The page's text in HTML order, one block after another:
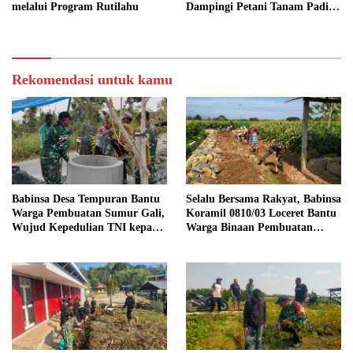
melalui Program Rutilahu
Dampingi Petani Tanam Padi,
Rekomendasi untuk kamu
Babinsa Desa Tempuran Bantu
Warga Pembuatan Sumur Gali,
Wujud Kepedulian TNI kepada
Selalu Bersama Rakyat, Babinsa
Koramil 0810/03 Loceret Bantu
Warga Binaan Pembuatan